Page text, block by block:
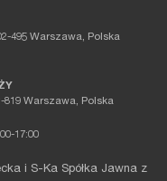
495 Warszawa, Polska
819 Warszawa, Polska
17:00
i S-Ka Spółka Jawna z